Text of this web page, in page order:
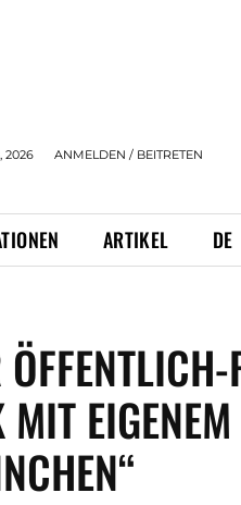
2026 ANMELDEN / BEITRETEN
ARTIKEL DE
EIGENEM